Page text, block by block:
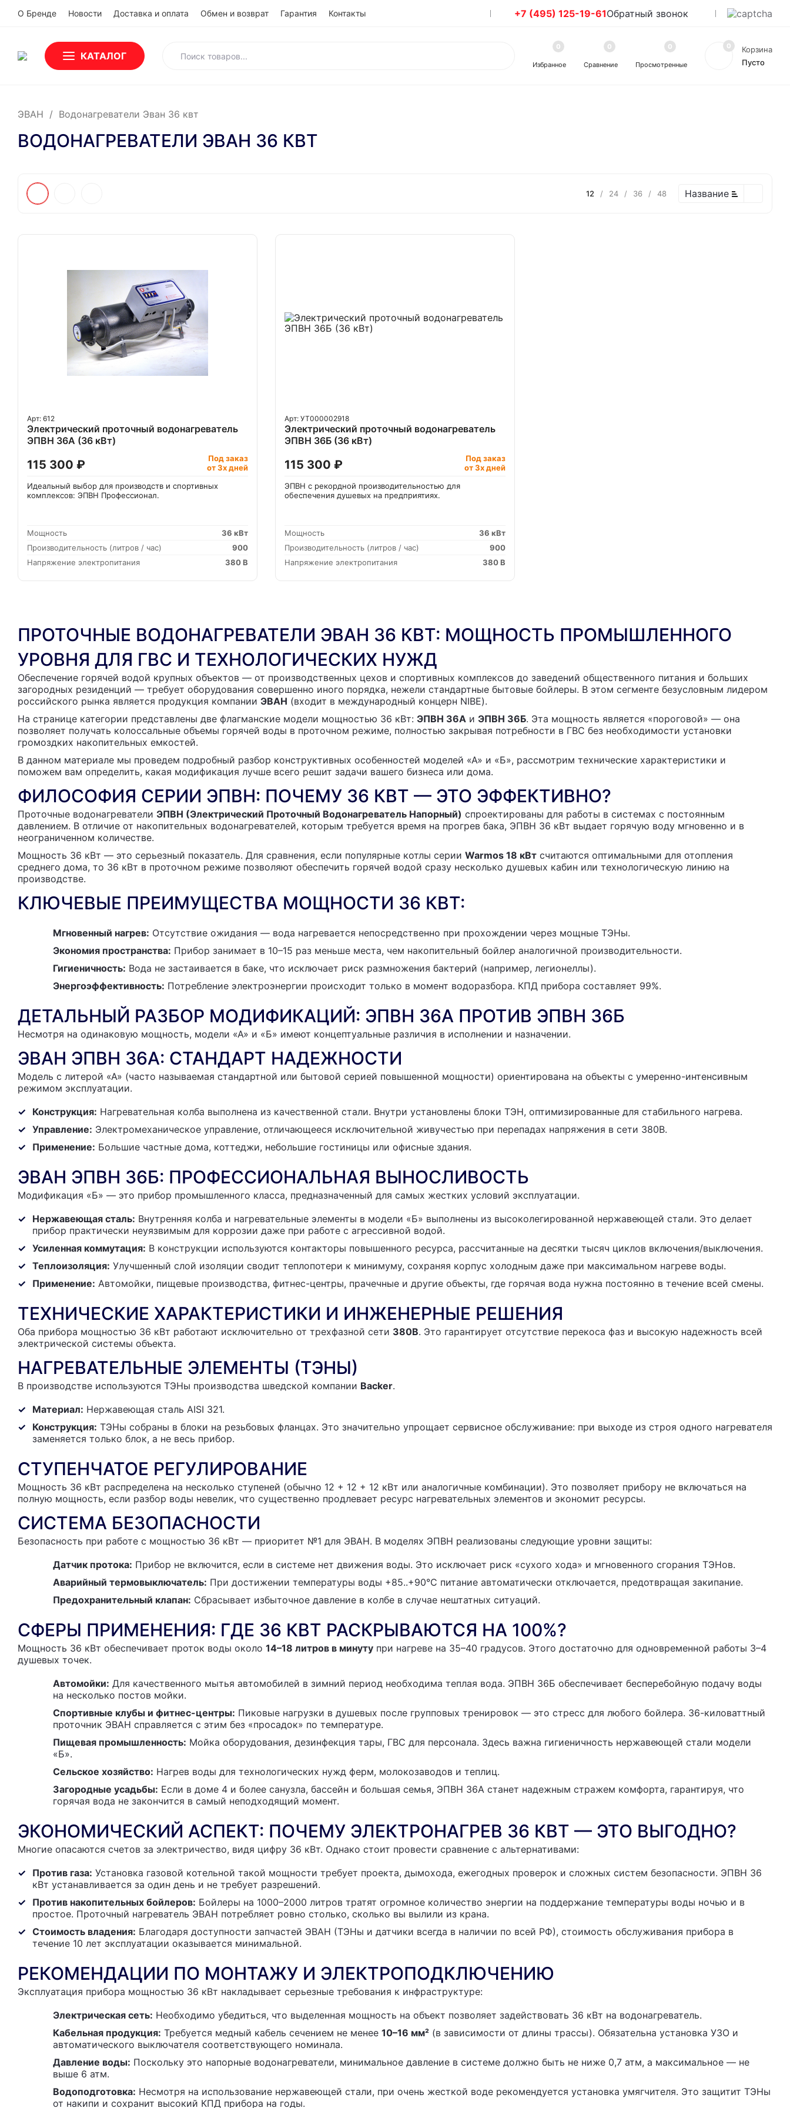
О Бренде Новости Доставка и оплата Обмен и возврат Гарантия Контакты +7 (495) 125-19-61Обратный звонок
КАТАЛОГ
Избранное
0
Сравнение
0
Просмотренные
0 0
Корзина
Пусто
ЭВАН / Водонагреватели Эван 36 квт
ВОДОНАГРЕВАТЕЛИ ЭВАН 36 КВТ
12 / 24 / 36 / 48 Название
Арт: 612
Электрический проточный водонагреватель
ЭПВН 36А (36 кВт)
115 300 ₽
Под заказ
от 3х дней
Идеальный выбор для производств и спортивных
комплексов: ЭПВН Профессионал.
Мощность
36 кВт
Производительность (литров / час)
900
Напряжение электропитания
380 В
Арт: УТ000002918
Электрический проточный водонагреватель
ЭПВН 36Б (36 кВт)
115 300 ₽
Под заказ
от 3х дней
ЭПВН с рекордной производительностью для
обеспечения душевых на предприятиях.
Мощность
36 кВт
Производительность (литров / час)
900
Напряжение электропитания
380 В
ПРОТОЧНЫЕ ВОДОНАГРЕВАТЕЛИ ЭВАН 36 КВТ: МОЩНОСТЬ ПРОМЫШЛЕННОГО
УРОВНЯ ДЛЯ ГВС И ТЕХНОЛОГИЧЕСКИХ НУЖД
Обеспечение горячей водой крупных объектов — от производственных цехов и спортивных комплексов до заведений общественного питания и больших
загородных резиденций — требует оборудования совершенно иного порядка, нежели стандартные бытовые бойлеры. В этом сегменте безусловным лидером
российского рынка является продукция компании ЭВАН (входит в международный концерн NIBE).
На странице категории представлены две флагманские модели мощностью 36 кВт: ЭПВН 36А и ЭПВН 36Б. Эта мощность является «пороговой» — она
позволяет получать колоссальные объемы горячей воды в проточном режиме, полностью закрывая потребности в ГВС без необходимости установки
громоздких накопительных емкостей.
В данном материале мы проведем подробный разбор конструктивных особенностей моделей «А» и «Б», рассмотрим технические характеристики и
поможем вам определить, какая модификация лучше всего решит задачи вашего бизнеса или дома.
ФИЛОСОФИЯ СЕРИИ ЭПВН: ПОЧЕМУ 36 КВТ — ЭТО ЭФФЕКТИВНО?
Проточные водонагреватели ЭПВН (Электрический Проточный Водонагреватель Напорный) спроектированы для работы в системах с постоянным
давлением. В отличие от накопительных водонагревателей, которым требуется время на прогрев бака, ЭПВН 36 кВт выдает горячую воду мгновенно и в
неограниченном количестве.
Мощность 36 кВт — это серьезный показатель. Для сравнения, если популярные котлы серии Warmos 18 кВт считаются оптимальными для отопления
среднего дома, то 36 кВт в проточном режиме позволяют обеспечить горячей водой сразу несколько душевых кабин или технологическую линию на
производстве.
КЛЮЧЕВЫЕ ПРЕИМУЩЕСТВА МОЩНОСТИ 36 КВТ:
Мгновенный нагрев: Отсутствие ожидания — вода нагревается непосредственно при прохождении через мощные ТЭНы.
Экономия пространства: Прибор занимает в 10–15 раз меньше места, чем накопительный бойлер аналогичной производительности.
Гигиеничность: Вода не застаивается в баке, что исключает риск размножения бактерий (например, легионеллы).
Энергоэффективность: Потребление электроэнергии происходит только в момент водоразбора. КПД прибора составляет 99%.
ДЕТАЛЬНЫЙ РАЗБОР МОДИФИКАЦИЙ: ЭПВН 36А ПРОТИВ ЭПВН 36Б
Несмотря на одинаковую мощность, модели «А» и «Б» имеют концептуальные различия в исполнении и назначении.
ЭВАН ЭПВН 36А: СТАНДАРТ НАДЕЖНОСТИ
Модель с литерой «А» (часто называемая стандартной или бытовой серией повышенной мощности) ориентирована на объекты с умеренно-интенсивным
режимом эксплуатации.
Конструкция: Нагревательная колба выполнена из качественной стали. Внутри установлены блоки ТЭН, оптимизированные для стабильного нагрева.
Управление: Электромеханическое управление, отличающееся исключительной живучестью при перепадах напряжения в сети 380В.
Применение: Большие частные дома, коттеджи, небольшие гостиницы или офисные здания.
ЭВАН ЭПВН 36Б: ПРОФЕССИОНАЛЬНАЯ ВЫНОСЛИВОСТЬ
Модификация «Б» — это прибор промышленного класса, предназначенный для самых жестких условий эксплуатации.
Нержавеющая сталь: Внутренняя колба и нагревательные элементы в модели «Б» выполнены из высоколегированной нержавеющей стали. Это делает
прибор практически неуязвимым для коррозии даже при работе с агрессивной водой.
Усиленная коммутация: В конструкции используются контакторы повышенного ресурса, рассчитанные на десятки тысяч циклов включения/выключения.
Теплоизоляция: Улучшенный слой изоляции сводит теплопотери к минимуму, сохраняя корпус холодным даже при максимальном нагреве воды.
Применение: Автомойки, пищевые производства, фитнес-центры, прачечные и другие объекты, где горячая вода нужна постоянно в течение всей смены.
ТЕХНИЧЕСКИЕ ХАРАКТЕРИСТИКИ И ИНЖЕНЕРНЫЕ РЕШЕНИЯ
Оба прибора мощностью 36 кВт работают исключительно от трехфазной сети 380В. Это гарантирует отсутствие перекоса фаз и высокую надежность всей
электрической системы объекта.
НАГРЕВАТЕЛЬНЫЕ ЭЛЕМЕНТЫ (ТЭНЫ)
В производстве используются ТЭНы производства шведской компании Backer.
Материал: Нержавеющая сталь AISI 321.
Конструкция: ТЭНы собраны в блоки на резьбовых фланцах. Это значительно упрощает сервисное обслуживание: при выходе из строя одного нагревателя
заменяется только блок, а не весь прибор.
СТУПЕНЧАТОЕ РЕГУЛИРОВАНИЕ
Мощность 36 кВт распределена на несколько ступеней (обычно 12 + 12 + 12 кВт или аналогичные комбинации). Это позволяет прибору не включаться на
полную мощность, если разбор воды невелик, что существенно продлевает ресурс нагревательных элементов и экономит ресурсы.
СИСТЕМА БЕЗОПАСНОСТИ
Безопасность при работе с мощностью 36 кВт — приоритет №1 для ЭВАН. В моделях ЭПВН реализованы следующие уровни защиты:
Датчик протока: Прибор не включится, если в системе нет движения воды. Это исключает риск «сухого хода» и мгновенного сгорания ТЭНов.
Аварийный термовыключатель: При достижении температуры воды +85..+90°C питание автоматически отключается, предотвращая закипание.
Предохранительный клапан: Сбрасывает избыточное давление в колбе в случае нештатных ситуаций.
СФЕРЫ ПРИМЕНЕНИЯ: ГДЕ 36 КВТ РАСКРЫВАЮТСЯ НА 100%?
Мощность 36 кВт обеспечивает проток воды около 14–18 литров в минуту при нагреве на 35–40 градусов. Этого достаточно для одновременной работы 3–4
душевых точек.
Автомойки: Для качественного мытья автомобилей в зимний период необходима теплая вода. ЭПВН 36Б обеспечивает бесперебойную подачу воды
на несколько постов мойки.
Спортивные клубы и фитнес-центры: Пиковые нагрузки в душевых после групповых тренировок — это стресс для любого бойлера. 36-киловаттный
проточник ЭВАН справляется с этим без «просадок» по температуре.
Пищевая промышленность: Мойка оборудования, дезинфекция тары, ГВС для персонала. Здесь важна гигиеничность нержавеющей стали модели
«Б».
Сельское хозяйство: Нагрев воды для технологических нужд ферм, молокозаводов и теплиц.
Загородные усадьбы: Если в доме 4 и более санузла, бассейн и большая семья, ЭПВН 36А станет надежным стражем комфорта, гарантируя, что
горячая вода не закончится в самый неподходящий момент.
ЭКОНОМИЧЕСКИЙ АСПЕКТ: ПОЧЕМУ ЭЛЕКТРОНАГРЕВ 36 КВТ — ЭТО ВЫГОДНО?
Многие опасаются счетов за электричество, видя цифру 36 кВт. Однако стоит провести сравнение с альтернативами:
Против газа: Установка газовой котельной такой мощности требует проекта, дымохода, ежегодных проверок и сложных систем безопасности. ЭПВН 36
кВт устанавливается за один день и не требует разрешений.
Против накопительных бойлеров: Бойлеры на 1000–2000 литров тратят огромное количество энергии на поддержание температуры воды ночью и в
простое. Проточный нагреватель ЭВАН потребляет ровно столько, сколько вы вылили из крана.
Стоимость владения: Благодаря доступности запчастей ЭВАН (ТЭНы и датчики всегда в наличии по всей РФ), стоимость обслуживания прибора в
течение 10 лет эксплуатации оказывается минимальной.
РЕКОМЕНДАЦИИ ПО МОНТАЖУ И ЭЛЕКТРОПОДКЛЮЧЕНИЮ
Эксплуатация прибора мощностью 36 кВт накладывает серьезные требования к инфраструктуре:
Электрическая сеть: Необходимо убедиться, что выделенная мощность на объект позволяет задействовать 36 кВт на водонагреватель.
Кабельная продукция: Требуется медный кабель сечением не менее 10–16 мм² (в зависимости от длины трассы). Обязательна установка УЗО и
автоматического выключателя соответствующего номинала.
Давление воды: Поскольку это напорные водонагреватели, минимальное давление в системе должно быть не ниже 0,7 атм, а максимальное — не
выше 6 атм.
Водоподготовка: Несмотря на использование нержавеющей стали, при очень жесткой воде рекомендуется установка умягчителя. Это защитит ТЭНы
от накипи и сохранит высокий КПД прибора на годы.